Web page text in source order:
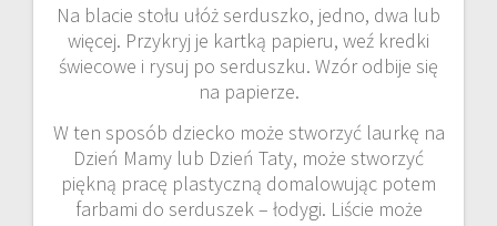
Na blacie stołu ułóż serduszko, jedno, dwa lub
więcej. Przykryj je kartką papieru, weź kredki
świecowe i rysuj po serduszku. Wzór odbije się
na papierze.
W ten sposób dziecko może stworzyć laurkę na
Dzień Mamy lub Dzień Taty, może stworzyć
piękną pracę plastyczną domalowując potem
farbami do serduszek – łodygi. Liście może